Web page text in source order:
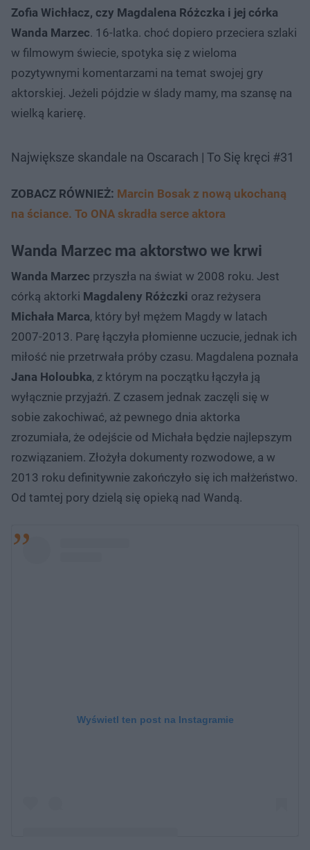
Zofia Wichłacz, czy Magdalena Różczka i jej córka
Wanda Marzec. 16-latka. choć dopiero przeciera szlaki
w filmowym świecie, spotyka się z wieloma
pozytywnymi komentarzami na temat swojej gry
aktorskiej. Jeżeli pójdzie w ślady mamy, ma szansę na
wielką karierę.
Największe skandale na Oscarach | To Się kręci #31
ZOBACZ RÓWNIEŻ: Marcin Bosak z nową ukochaną
na ściance. To ONA skradła serce aktora
Wanda Marzec ma aktorstwo we krwi
Wanda Marzec przyszła na świat w 2008 roku. Jest
córką aktorki Magdaleny Różczki oraz reżysera
Michała Marca, który był mężem Magdy w latach
2007-2013. Parę łączyła płomienne uczucie, jednak ich
miłość nie przetrwała próby czasu. Magdalena poznała
Jana Holoubka, z którym na początku łączyła ją
wyłącznie przyjaźń. Z czasem jednak zaczęli się w
sobie zakochiwać, aż pewnego dnia aktorka
zrozumiała, że odejście od Michała będzie najlepszym
rozwiązaniem. Złożyła dokumenty rozwodowe, a w
2013 roku definitywnie zakończyło się ich małżeństwo.
Od tamtej pory dzielą się opieką nad Wandą.
Wyświetl ten post na Instagramie